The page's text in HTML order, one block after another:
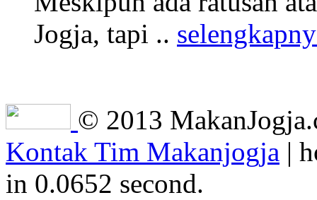
Jogja, tapi ..
© 2013
Kontak Tim Makanjogja |
in 0.0652 second.